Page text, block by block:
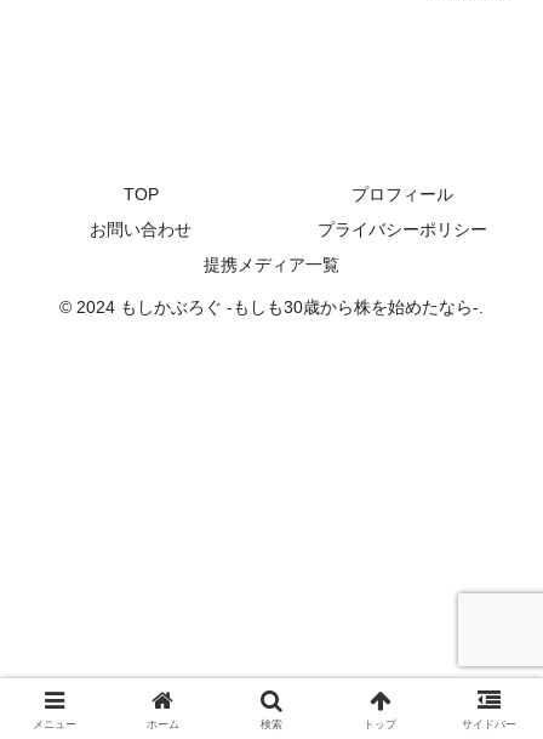
TOP
プロフィール
お問い合わせ
プライバシーポリシー
提携メディア一覧
© 2024 もしかぶろぐ -もしも30歳から株を始めたなら-.
メニュー ホーム 検索 トップ サイドバー